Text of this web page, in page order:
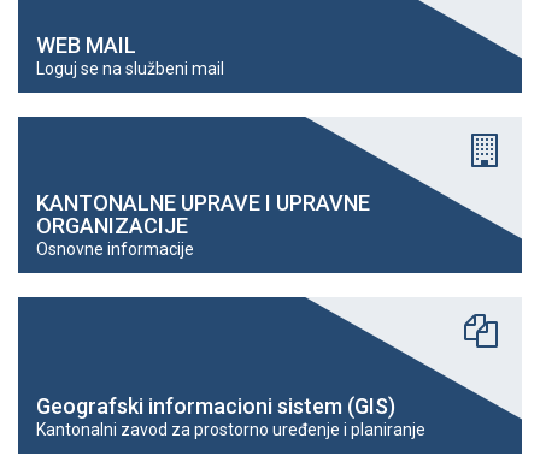
WEB MAIL
Loguj se na službeni mail
KANTONALNE UPRAVE I UPRAVNE
ORGANIZACIJE
Osnovne informacije
Geografski informacioni sistem (GIS)
Kantonalni zavod za prostorno uređenje i planiranje